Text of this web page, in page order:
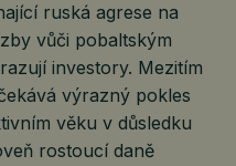
ruská agrese na
vůči pobaltským
investory. Mezitím
výrazný pokles
věku v důsledku
rostoucí daně